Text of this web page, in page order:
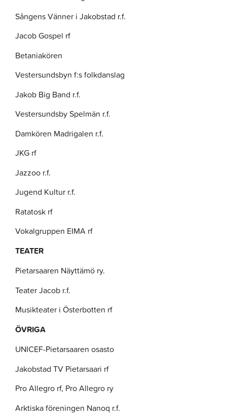
Sångens Vänner i Jakobstad r.f.
Jacob Gospel rf
Betaniakören
Vestersundsbyn f:s folkdanslag
Jakob Big Band r.f.
Vestersundsby Spelmän r.f.
Damkören Madrigalen r.f.
JKG rf
Jazzoo r.f.
Jugend Kultur r.f.
Ratatosk rf
Vokalgruppen EIMA rf
TEATER
Pietarsaaren Näyttämö ry.
Teater Jacob r.f.
Musikteater i Österbotten rf
ÖVRIGA
UNICEF-Pietarsaaren osasto
Jakobstad TV Pietarsaari rf
Pro Allegro rf, Pro Allegro ry
Arktiska föreningen Nanoq r.f.